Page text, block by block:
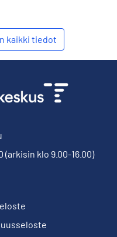
kaikki tiedot
(arkisin klo 9.00-16.00)